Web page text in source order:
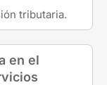
tributaria.
en el